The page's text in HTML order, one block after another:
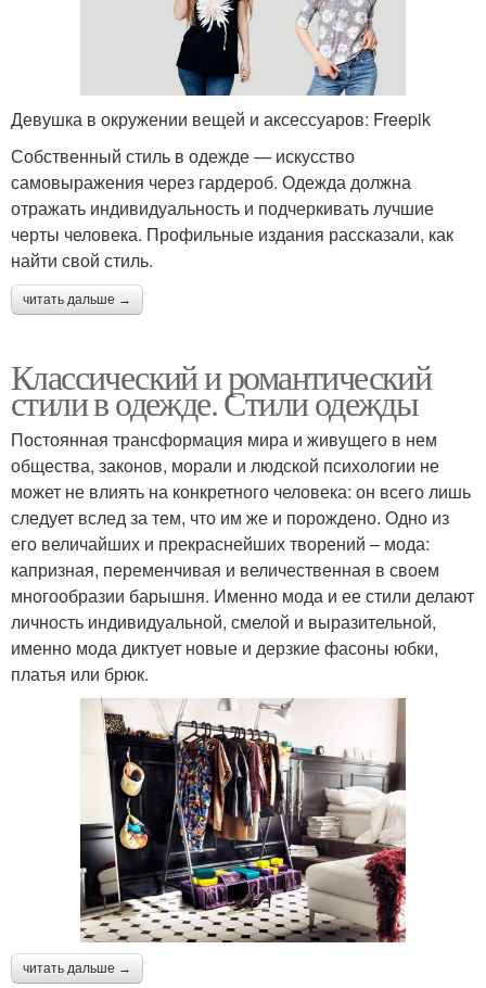
Девушка в окружении вещей и аксессуаров: Freepik
Собственный стиль в одежде — искусство
самовыражения через гардероб. Одежда должна
отражать индивидуальность и подчеркивать лучшие
черты человека. Профильные издания рассказали, как
найти свой стиль.
читать дальше →
Классический и романтический
стили в одежде. Стили одежды
Постоянная трансформация мира и живущего в нем
общества, законов, морали и людской психологии не
может не влиять на конкретного человека: он всего лишь
следует вслед за тем, что им же и порождено. Одно из
его величайших и прекраснейших творений – мода:
капризная, переменчивая и величественная в своем
многообразии барышня. Именно мода и ее стили делают
личность индивидуальной, смелой и выразительной,
именно мода диктует новые и дерзкие фасоны юбки,
платья или брюк.
читать дальше →